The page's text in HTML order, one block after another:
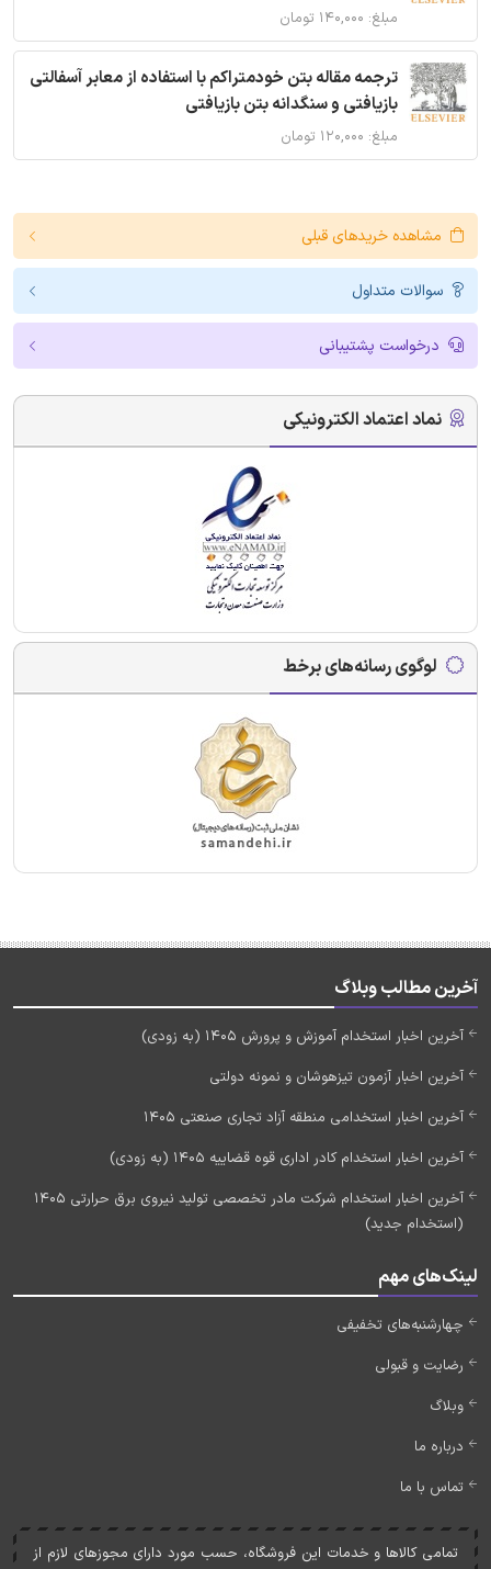
مبلغ: ۱۴۰,۰۰۰ تومان
ترجمه مقاله بتن خودمتراکم با استفاده از معابر آسفالتی
بازیافتی و سنگدانه بتن بازیافتی
مبلغ: ۱۲۰,۰۰۰ تومان
مشاهده خریدهای قبلی
سوالات متداول
درخواست پشتیبانی
نماد اعتماد الکترونیکی
لوگوی رسانه‌های برخط
آخرین مطالب وبلاگ
آخرین اخبار استخدام آموزش و پرورش 1405 (به زودی)
آخرین اخبار آزمون تیزهوشان و نمونه دولتی
آخرین اخبار استخدامی منطقه آزاد تجاری صنعتی 1405
آخرین اخبار استخدام کادر اداری قوه قضاییه 1405 (به زودی)
آخرین اخبار استخدام شرکت مادر تخصصی تولید نیروی برق حرارتی 1405
(استخدام جدید)
لینک‌های مهم
چهارشنبه‌های تخفیفی
رضایت و قبولی
وبلاگ
درباره ما
تماس با ما
تمامی کالاها و خدمات اين فروشگاه، حسب مورد دارای مجوزهای لازم از